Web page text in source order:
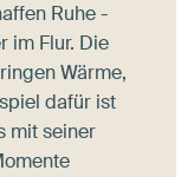
Ruhe -
im Flur. Die
Wärme,
dafür ist
mit seiner